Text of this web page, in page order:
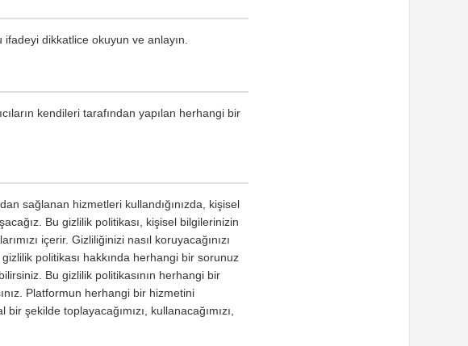
dikkatlice okuyun ve anlayın.
kendileri tarafından yapılan herhangi bir
sağlanan hizmetleri kullandığınızda, kişisel
Bu gizlilik politikası, kişisel bilgilerinizin
içerir. Gizliliğinizi nasıl koruyacağınızı
politikası hakkında herhangi bir sorunuz
Bu gizlilik politikasının herhangi bir
Platformun herhangi bir hizmetini
şekilde toplayacağımızı, kullanacağımızı,